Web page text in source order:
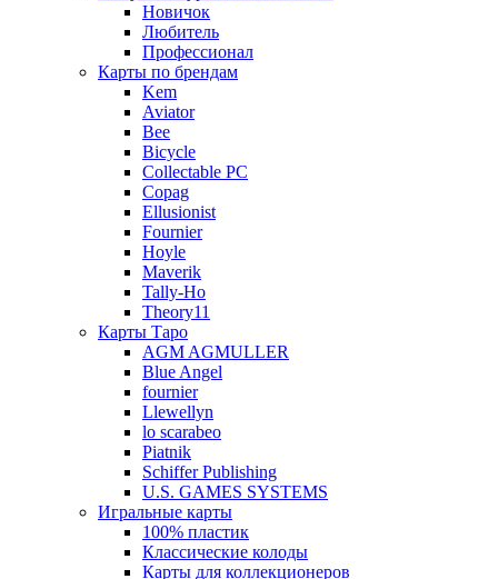
Новичок
Любитель
Профессионал
Карты по брендам
Kem
Aviator
Bee
Bicycle
Collectable PC
Copag
Ellusionist
Fournier
Hoyle
Maverik
Tally-Ho
Theory11
Карты Таро
AGM AGMULLER
Blue Angel
fournier
Llewellyn
lo scarabeo
Piatnik
Schiffer Publishing
U.S. GAMES SYSTEMS
Игральные карты
100% пластик
Классические колоды
Карты для коллекционеров